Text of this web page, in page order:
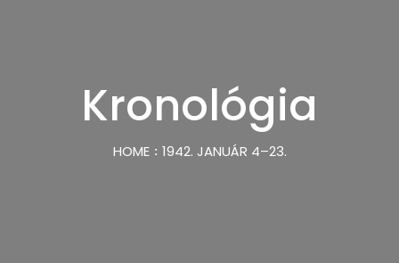
Kronológia
HOME 1942. JANUÁR 4–23.